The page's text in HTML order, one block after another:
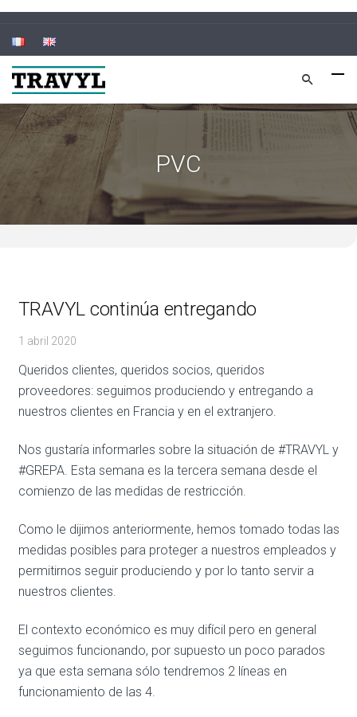
PVC
TRAVYL continúa entregando
1 abril 2020
Queridos clientes, queridos socios, queridos
proveedores: seguimos produciendo y entregando a
nuestros clientes en Francia y en el extranjero.
Nos gustaría informarles sobre la situación de #TRAVYL y
#GREPA. Esta semana es la tercera semana desde el
comienzo de las medidas de restricción.
Como le dijimos anteriormente, hemos tomado todas las
medidas posibles para proteger a nuestros empleados y
permitirnos seguir produciendo y por lo tanto servir a
nuestros clientes.
El contexto económico es muy difícil pero en general
seguimos funcionando, por supuesto un poco parados
ya que esta semana sólo tendremos 2 líneas en
funcionamiento de las 4.